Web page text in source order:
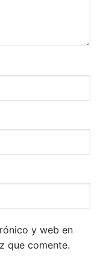
y web en
que comente.